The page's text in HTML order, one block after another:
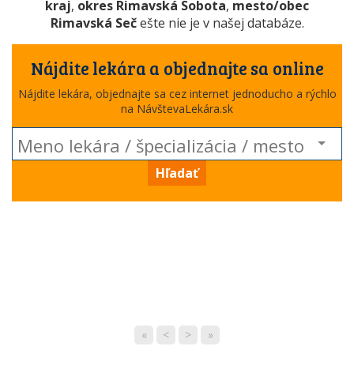
kraj, okres Rimavská Sobota, mesto/obec
Rimavská Sečešte nie je v našej databáze.
Nájdite lekára a objednajte sa online
Nájdite lekára, objednajte sa cez internet jednoducho a rýchlo
na NávštevaLekára.sk
Hľadať
« < > »